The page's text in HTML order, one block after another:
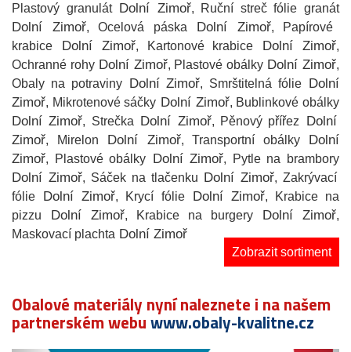
Plastový granulátDolní Zimoř, Ruční streč fólie granát
Dolní Zimoř, Ocelová páskaDolní Zimoř, Papírové
krabice Dolní Zimoř, Kartonové krabice Dolní Zimoř,
Ochranné rohyDolní Zimoř, Plastové obálkyDolní Zimoř,
Obaly na potravinyDolní Zimoř, Smrštitelná fólie Dolní
Zimoř, Mikrotenové sáčky Dolní Zimoř, Bublinkové obálky
Dolní Zimoř, StrečkaDolní Zimoř, Pěnový přířez
Dolní
Zimoř, Mirelon Dolní Zimoř, Transportní obálkyDolní
Zimoř, Plastové obálky Dolní Zimoř, Pytle na brambory
Dolní Zimoř, Sáček na tlačenku Dolní Zimoř, Zakrývací
fólie Dolní Zimoř, Krycí fólieDolní Zimoř, Krabice na
pizzu
Dolní Zimoř, Krabice na burgery Dolní Zimoř,
Maskovací plachta Dolní Zimoř
Zobrazit sortiment
Obalové materiály nyní naleznete i na našem
partnerském webuwww.obaly-kvalitne.cz